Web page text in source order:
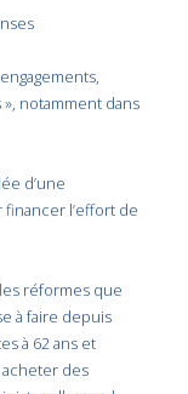
notamment dans
d’une
l’effort de
réformes que
à faire depuis
à 62 ans et
des